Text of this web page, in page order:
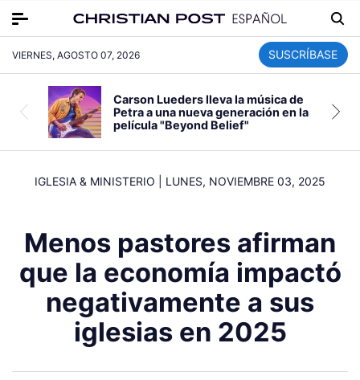
VIERNES, AGOSTO 07, 2026 SUSCRÍBASE
Carson Lueders lleva la música de
Petra a una nueva generación en la
película "Beyond Belief"
IGLESIA & MINISTERIO LUNES, NOVIEMBRE 03, 2025
Menos pastores afirman
que la economía impactó
negativamente a sus
iglesias en 2025